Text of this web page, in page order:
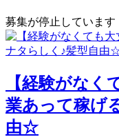
募集が停止しています
【経験がな
業あって稼げ
由☆